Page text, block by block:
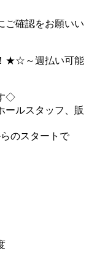
ご確認をお願いい
★☆～週払い可能
◇
ールスタッフ、販
のスタートで